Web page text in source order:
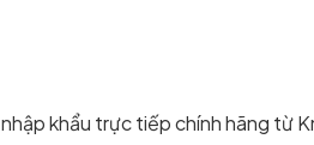
khẩu trực tiếp chính hãng từ